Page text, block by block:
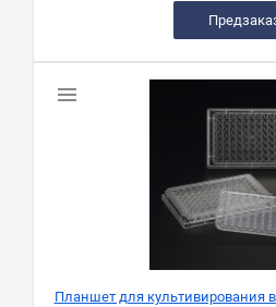
Планшет для культивирования